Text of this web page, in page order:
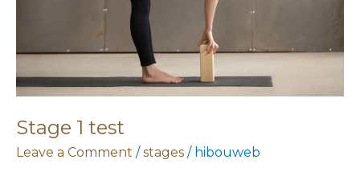
Stage 1 test
Leave a Comment /stages / hibouweb